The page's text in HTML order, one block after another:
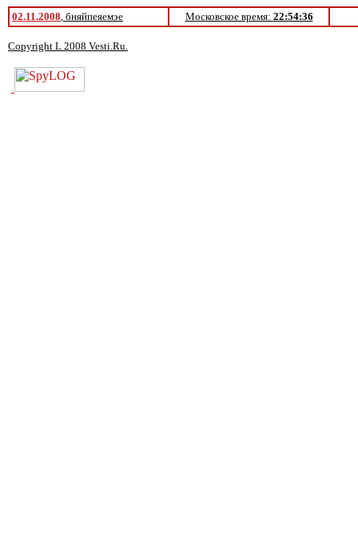
02.11.2008, бняйпеяемэе Московское время: 22:54:36
Copyright L 2008 Vesti.Ru.